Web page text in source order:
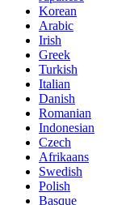
Korean
Arabic
Irish
Greek
Turkish
Italian
Danish
Romanian
Indonesian
Czech
Afrikaans
Swedish
Polish
Basque